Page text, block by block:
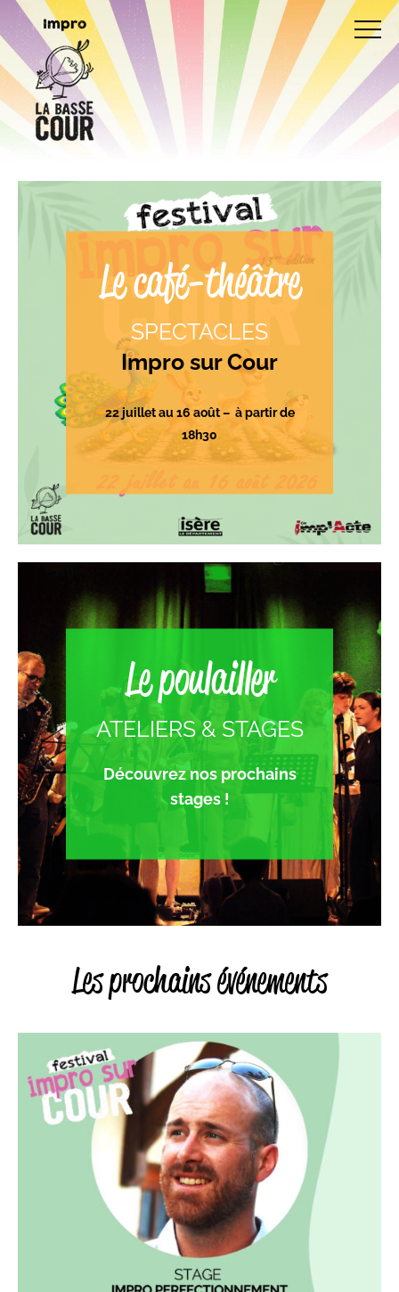
Impro
Le café-théâtre
SPECTACLES
Impro sur Cour
22 juillet au 16 août – à partir de
18h30
Le poulailler
ATELIERS & STAGES
Découvrez nos prochains
stages !
Les prochains événements